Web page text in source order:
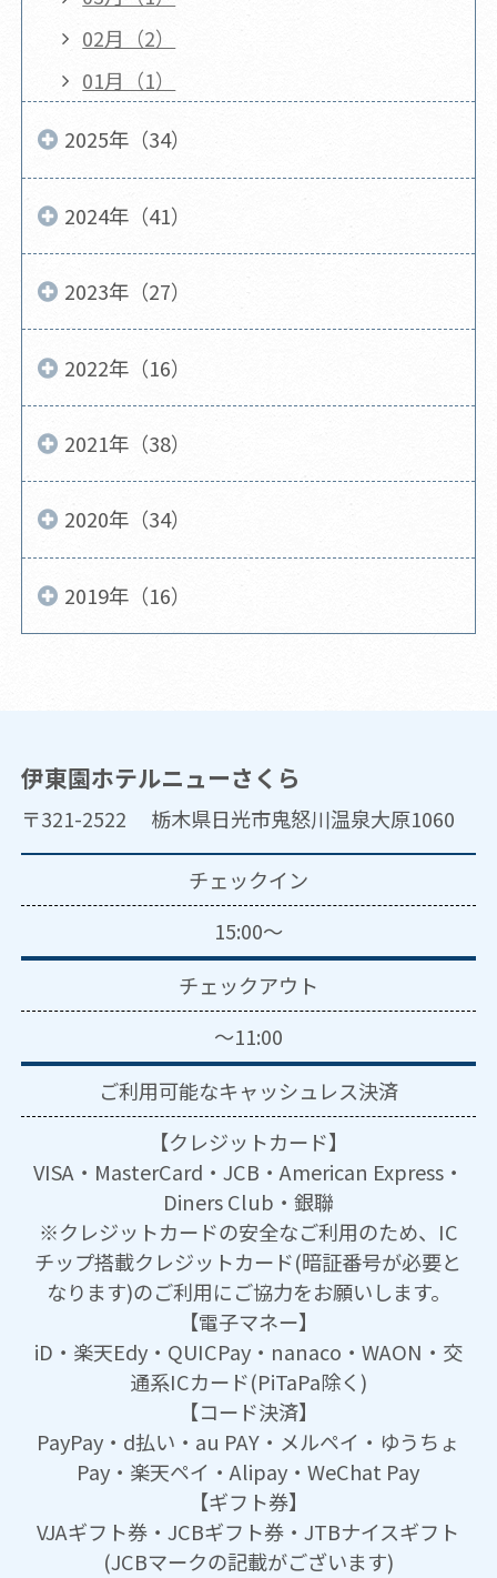
02月（2）
01月（1）
2025年（34）
2024年（41）
2023年（27）
2022年（16）
2021年（38）
2020年（34）
2019年（16）
伊東園ホテルニューさくら
〒321-2522 栃木県日光市鬼怒川温泉大原1060
チェックイン
15:00～
チェックアウト
～11:00
ご利用可能なキャッシュレス決済
【クレジットカード】
VISA・MasterCard・JCB・American Express・
Diners Club・銀聯
※クレジットカードの安全なご利用のため、IC
チップ搭載クレジットカード(暗証番号が必要と
なります)のご利用にご協力をお願いします。
【電子マネー】
iD・楽天Edy・QUICPay・nanaco・WAON・交
通系ICカード(PiTaPa除く)
【コード決済】
PayPay・d払い・au PAY・メルペイ・ゆうちょ
Pay・楽天ペイ・Alipay・WeChat Pay
【ギフト券】
VJAギフト券・JCBギフト券・JTBナイスギフト
(JCBマークの記載がございます)